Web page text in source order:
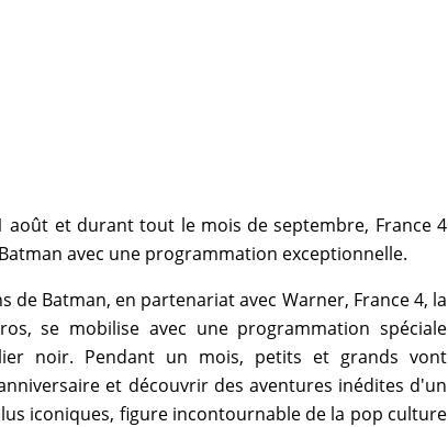
août et durant tout le mois de septembre, France 4
avec une programmation exceptionnelle.
de Batman, en partenariat avec Warner, France 4, la
se mobilise avec une programmation spéciale
noir. Pendant un mois, petits et grands vont
et découvrir des aventures inédites d'un
iconiques, figure incontournable de la pop culture